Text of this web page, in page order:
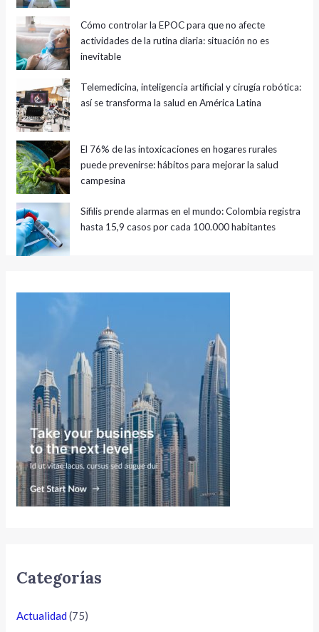
Cómo controlar la EPOC para que no afecte
actividades de la rutina diaria: situación no es
inevitable
Telemedicina, inteligencia artificial y cirugía robótica:
así se transforma la salud en América Latina
El 76% de las intoxicaciones en hogares rurales
puede prevenirse: hábitos para mejorar la salud
campesina
Sífilis prende alarmas en el mundo: Colombia registra
hasta 15,9 casos por cada 100.000 habitantes
Categorías
Actualidad (75)